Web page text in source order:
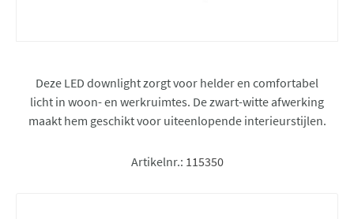
Deze LED downlight zorgt voor helder en comfortabel
licht in woon- en werkruimtes. De zwart-witte afwerking
maakt hem geschikt voor uiteenlopende interieurstijlen.
Artikelnr.: 115350